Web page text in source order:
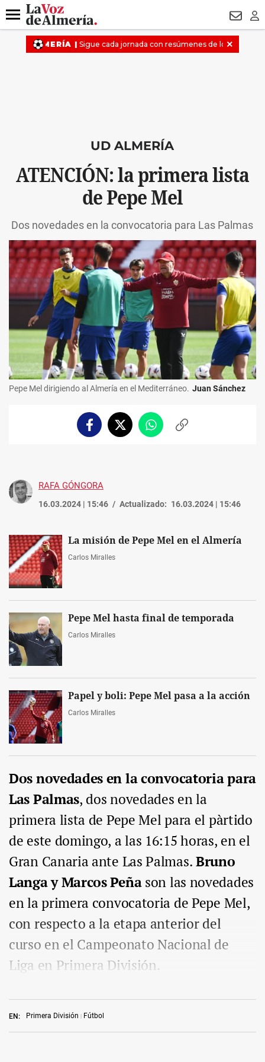
DESTACADO DRON UDA
Menú
UD ALMERÍA
ATENCIÓN: la primera lista
de Pepe Mel
Dos novedades en la convocatoria para Las Palmas
Pepe Mel dirigiendo al Almería en el Mediterráneo. Juan Sánchez
FacebookTwitterWhatsappCopiar
RAFA GÓNGORA
16.03.2024 | 15:46 Actualizado: 16.03.2024 | 15:46
EN: Primera División Fútbol
La misión de Pepe Mel en el Almería
Carlos Miralles
Pepe Mel hasta final de temporada
Carlos Miralles
Papel y boli: Pepe Mel pasa a la acción
Carlos Miralles
Dos novedades en la convocatoria para
Las Palmas, dos novedades en la
primera lista de Pepe Mel para el pàrtido
de este domingo, a las 16:15 horas, en el
Gran Canaria ante Las Palmas.Bruno
Langa y Marcos Peñason las novedades
en la primera convocatoria de Pepe Mel,
con respecto a la etapa anterior del
curso en el Campeonato Nacional de
Liga en Primera División.